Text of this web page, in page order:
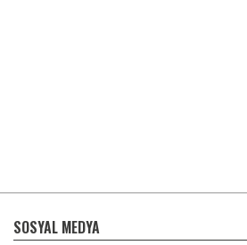
SOSYAL MEDYA